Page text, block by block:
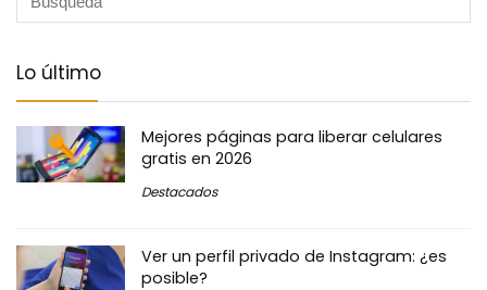
Lo último
Mejores páginas para liberar celulares
gratis en 2026
Destacados
Ver un perfil privado de Instagram: ¿es
posible?